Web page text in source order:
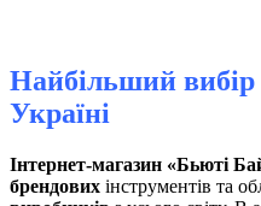
Найбільший
Україні
Інтернет-магазин «Бьюті
брендових інструментів та